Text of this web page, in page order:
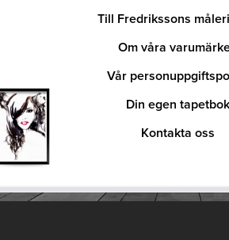
Till Fredrikssons
Om våra
Vår
Din egen tapetbok
Kontakta oss